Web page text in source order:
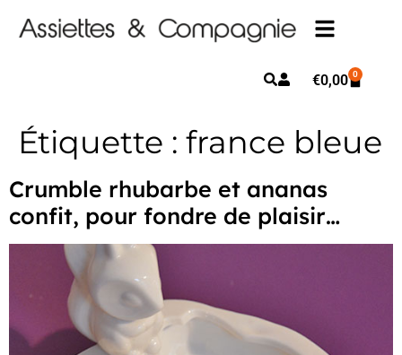
€0,00 0
Étiquette : france bleue
Crumble rhubarbe et ananas
confit, pour fondre de plaisir…